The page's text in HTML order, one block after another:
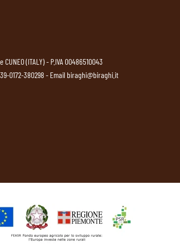
(ITALY) - P.IVA 00486510043
0172-380298 - Email biraghi@biraghi.it